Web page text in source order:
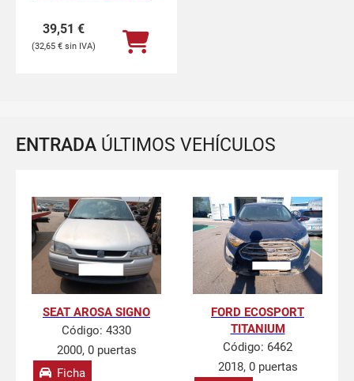
39,51 €
32,65 €
ENTRADA ÚLTIMOS VEHÍCULOS
SEAT AROSA SIGNO
Código: 4330
2000, 0 puertas
Ficha
FORD ECOSPORT
TITANIUM
Código: 6462
2018, 0 puertas